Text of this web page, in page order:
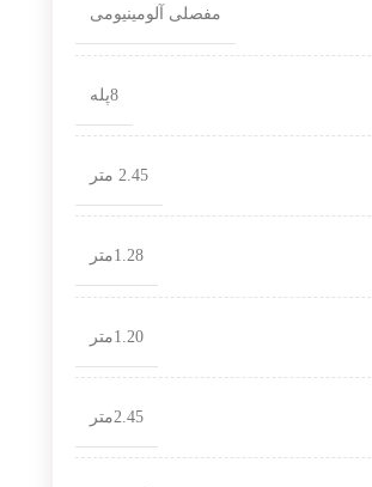
مفصلی آلومینیومی
8پله
2.45 متر
1.28متر
1.20متر
2.45متر